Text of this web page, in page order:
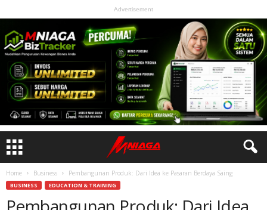
Advertisement
Home Business Pembangunan Produk: Dari Idea ke Pasaran Berdaya Saing
BUSINESS EDUCATION & TRAINING